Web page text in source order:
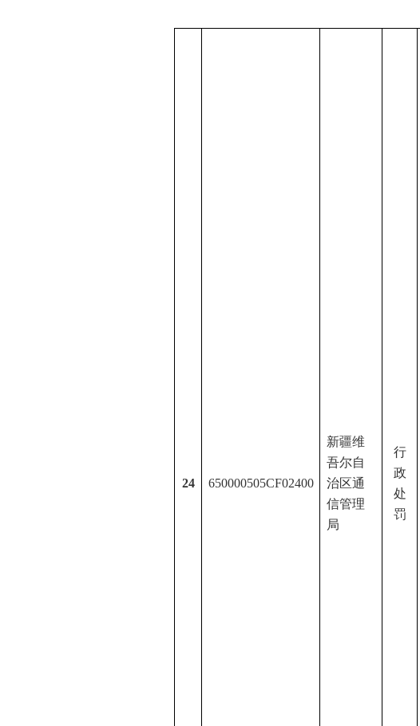
24 650000505CF02400
新疆维
吾尔自
治区通
信管理
局
行
政
处
罚